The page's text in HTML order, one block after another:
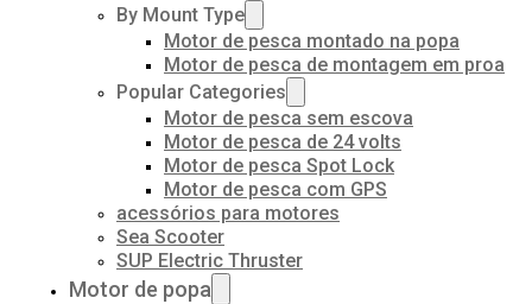
By Mount Type
Motor de pesca montado na popa
Motor de pesca de montagem em proa
Popular Categories
Motor de pesca sem escova
Motor de pesca de 24 volts
Motor de pesca Spot Lock
Motor de pesca com GPS
acessórios para motores
Sea Scooter
SUP Electric Thruster
Motor de popa